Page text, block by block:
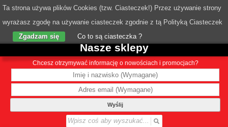
o Nas
Nasze sklepy
Chcesz otrzymywać informację o nowościach i promocjach?
Wyślij
Ta strona używa plików Cookies (tzw. Ciasteczek!) Przez używanie strony
wyrażasz zgodę na używanie ciasteczek zgodnie z tą Polityką Ciasteczek
Zgadzam się
Co to są ciasteczka ?